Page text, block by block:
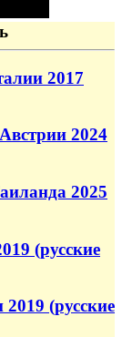
2017
2024
2025
(русские
(русские